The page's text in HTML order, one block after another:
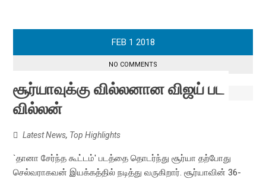
FEB 1 2018
NO COMMENTS
சூர்யாவுக்கு வில்லனான விஜய் பட
வில்லன்
Latest News, Top Highlights
`தானா சேர்ந்த கூட்டம்' படத்தை தொடர்ந்து சூர்யா தற்போது
செல்வராகவன் இயக்கத்தில் நடித்து வருகிறார். சூர்யாவின் 36-